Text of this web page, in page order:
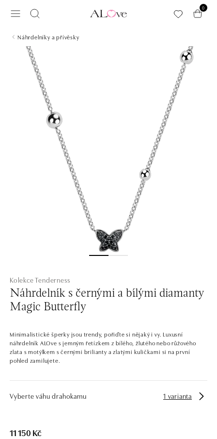
0
Náhrdelníky a přívěsky
Kolekce Tenderness
Náhrdelník s černými a bílými diamanty
Magic Butterfly
Minimalistické šperky jsou trendy, pořiďte si nějaký i vy. Luxusní
náhrdelník ALOve s jemným řetízkem z bílého, žlutého nebo růžového
zlata s motýlkem s černými brilianty a zlatými kuličkami si na první
pohled zamilujete.
Vyberte váhu drahokamu 1 varianta
11 150 Kč